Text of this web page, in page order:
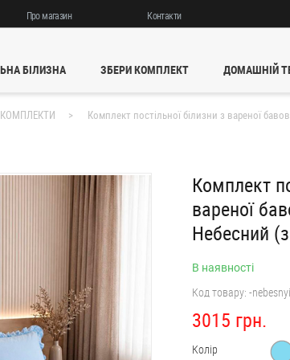
Про магазин Контакти
БІЛИЗНА ЗБЕРИ КОМПЛЕКТ ДОМАШНІЙ
Комплект постільної білизни з вареної
Комплект
вареної
Небесний
В наявності
Код товару: -
3015 грн.
Колір